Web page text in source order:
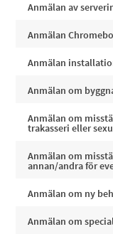
Anmälan av
Anmälan
Anmälan
Anmälan om
Anmälan om
trakasseri eller
Anmälan om
annan/andra för
Anmälan om ny
Anmälan om